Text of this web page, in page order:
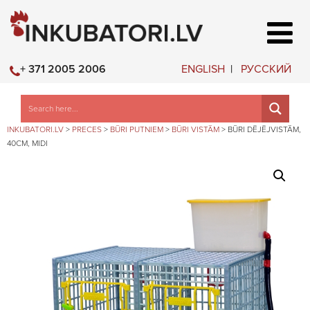
ENGLISH РУССКИЙ
+ 371 2005 2006
INKUBATORI.LV > PRECES > BŪRI PUTNIEM > BŪRI VISTĀM > BŪRI DĒJĒJVISTĀM,
40CM, MIDI